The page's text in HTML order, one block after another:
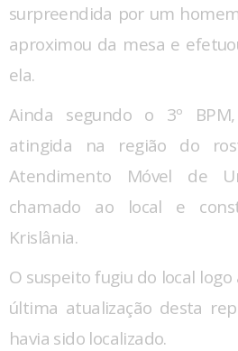
surpreendida por um
aproximou da mesa e
ela.
Ainda segundo o 3º
atingida na região do
Atendimento Móvel de
chamado ao local e
Krislânia.
O suspeito fugiu do local
última atualização desta
havia sido localizado.